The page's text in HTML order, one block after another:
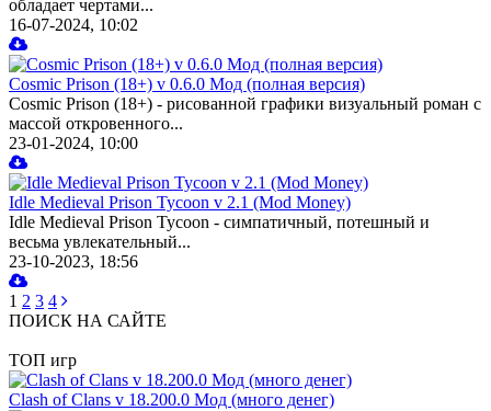
обладает чертами...
16-07-2024, 10:02
Cosmic Prison (18+) v 0.6.0 Мод (полная версия)
Cosmic Prison (18+) - рисованной графики визуальный роман с
массой откровенного...
23-01-2024, 10:00
Idle Medieval Prison Tycoon v 2.1 (Mod Money)
Idle Medieval Prison Tycoon - симпатичный, потешный и
весьма увлекательный...
23-10-2023, 18:56
1 2 3 4
ПОИСК НА САЙТЕ
ТОП игр
Clash of Clans v 18.200.0 Мод (много денег)